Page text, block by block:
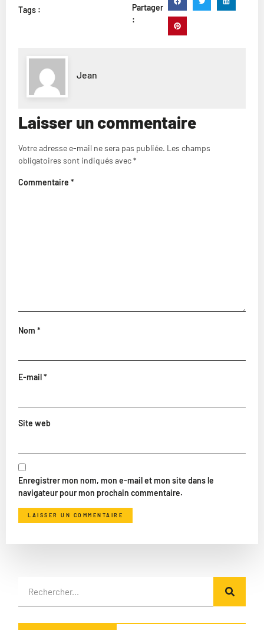
Tags :
Partager
:
Jean
Laisser un commentaire
Votre adresse e-mail ne sera pas publiée. Les champs
obligatoires sont indiqués avec*
Commentaire *
Nom *
E-mail*
Site web
Enregistrer mon nom, mon e-mail et mon site dans le
navigateur pour mon prochain commentaire.